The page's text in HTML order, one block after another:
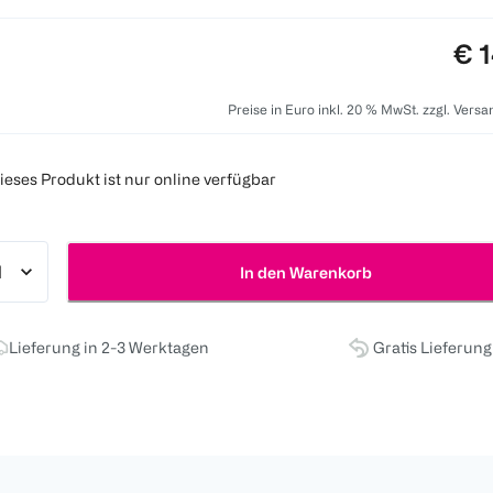
€
Preise in Euro inkl. 20 % MwSt. zzgl.
Produkt ist nur online verfügbar
In den Warenkorb
Lieferung in 2-3 Werktagen Gratis